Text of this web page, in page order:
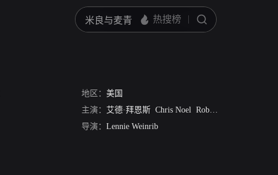
地区： 美国
主演： 艾德·拜恩斯 Chris Noel Robert Logan
导演： Lennie Weinrib